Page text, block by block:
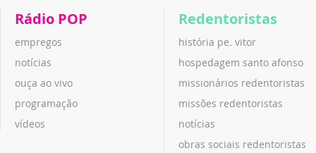
Rádio POP
empregos
notícias
ouça ao vivo
programação
vídeos
Redentoristas
história pe. vitor
hospedagem santo afonso
missionários redentoristas
missões redentoristas
notícias
obras sociais redentoristas